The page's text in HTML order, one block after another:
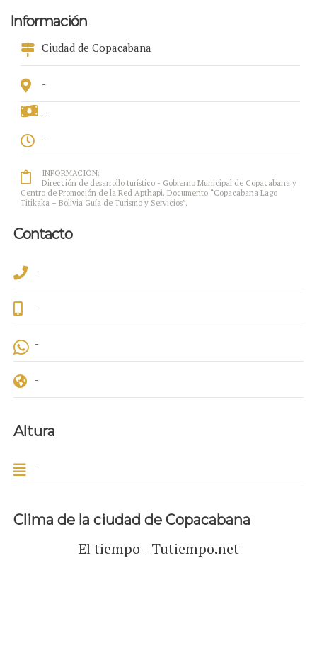
Información
Ciudad de Copacabana
-
-
-
INFORMACIÓN:
Dirección de desarrollo turístico - Gobierno Municipal de Copacabana y
Centro de Promoción de la Red Apthapi. Documento “Copacabana Lago
Titikaka – Bolivia Guía de Turismo y Servicios”.
Contacto
-
-
-
-
Altura
-
Clima de la ciudad de Copacabana
El tiempo - Tutiempo.net